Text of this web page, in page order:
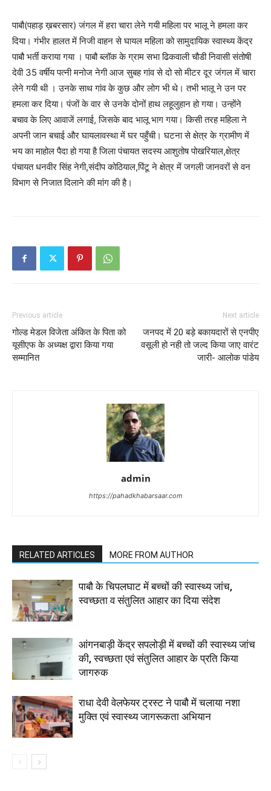
पाबौ(पहाड़ ख़बरसार) जंगल में हरा चारा लेने गयी महिला पर भालू ने हमला कर
दिया। गंभीर हालत में निजी वाहन से घायल महिला को सामुदायिक स्वास्थ्य केंद्र
पाबौ भर्ती कराया गया । पाबौ ब्लॉक के ग्राम सभा ढिकवाली चौडी निवासी संतोषी
देवी 35 वर्षीय पत्नी मनोज नेगी आज सुबह गांव से दो सो मीटर दूर जंगल में चारा
लेने गयी थी । उनके साथ गांव के कुछ और लोग भी थे। तभी भालू ने उन पर
हमला कर दिया। पंजों के वार से उनके दोनों हाथ लहूलुहान हो गया। उन्होंने
बचाव के लिए आवाजें लगाई, जिसके बाद भालू भाग गया। किसी तरह महिला ने
अपनी जान बचाई और घायलावस्था में घर पहुँची। घटना से क्षेत्र के ग्रामीण में
भय का माहोल पैदा हो गया है जिला पंचायत सदस्य आशुतोष पोखरियाल,क्षेत्र
पंचायत धनवीर सिंह नेगी,संदीप कोठियाल,पिंटू ने क्षेत्र में जगली जानवरों से वन
विभाग से निजात दिलाने की मांग की है।
Previous article
गोल्ड मेडल विजेता अंकित के पिता को
यूसीएफ के अध्यक्ष द्वारा किया गया
सम्मानित
Next article
जनपद में 20 बड़े बकायदारों से एनपीए
वसूली हो नही तो जल्द किया जाए वारंट
जारी- आलोक पांडेय
admin
https://pahadkhabarsaar.com
RELATED ARTICLES MORE FROM AUTHOR
पाबौ के चिपलघाट में बच्चों की स्वास्थ्य जांच,
स्वच्छता व संतुलित आहार का दिया संदेश
आंगनबाड़ी केंद्र सपलोड़ी में बच्चों की स्वास्थ्य जांच
की, स्वच्छता एवं संतुलित आहार के प्रति किया
जागरुक
राधा देवी वेलफेयर ट्रस्ट ने पाबौ में चलाया नशा
मुक्ति एवं स्वास्थ्य जागरूकता अभियान